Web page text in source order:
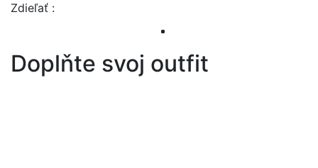
Zdieľať :
Doplňte svoj outfit